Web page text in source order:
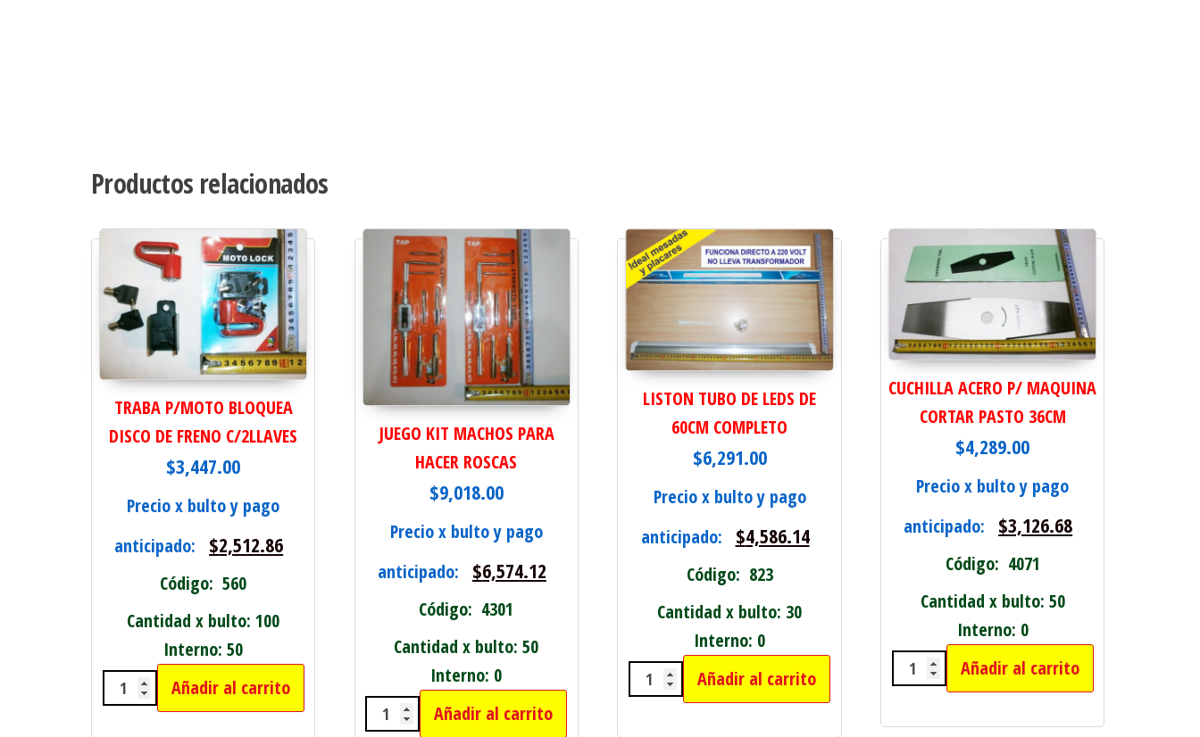
Productos relacionados
TRABA P/MOTO BLOQUEA
DISCO DE FRENO C/2LLAVES
$3,447.00
Precio x bulto y pago
anticipado:
$2,512.86
Código: 560
Cantidad x bulto: 100
Interno: 50
TRABA P/MOTO BLOQUEA DISCO DE FRENO C/2LLAVES cantidad
Añadir al carrito
JUEGO KIT MACHOS PARA
HACER ROSCAS
$9,018.00
Precio x bulto y pago
anticipado:
$6,574.12
Código: 4301
Cantidad x bulto: 50
Interno: 0
JUEGO KIT MACHOS PARA HACER ROSCAS cantidad
Añadir al carrito
LISTON TUBO DE LEDS DE
60CM COMPLETO
$6,291.00
Precio x bulto y pago
anticipado:
$4,586.14
Código: 823
Cantidad x bulto: 30
Interno: 0
LISTON TUBO DE LEDS DE 60CM COMPLETO cantidad
Añadir al carrito
CUCHILLA ACERO P/ MAQUINA
CORTAR PASTO 36CM
$4,289.00
Precio x bulto y pago
anticipado:
$3,126.68
Código: 4071
Cantidad x bulto: 50
Interno: 0
CUCHILLA ACERO P/ MAQUINA
Añadir al carrito